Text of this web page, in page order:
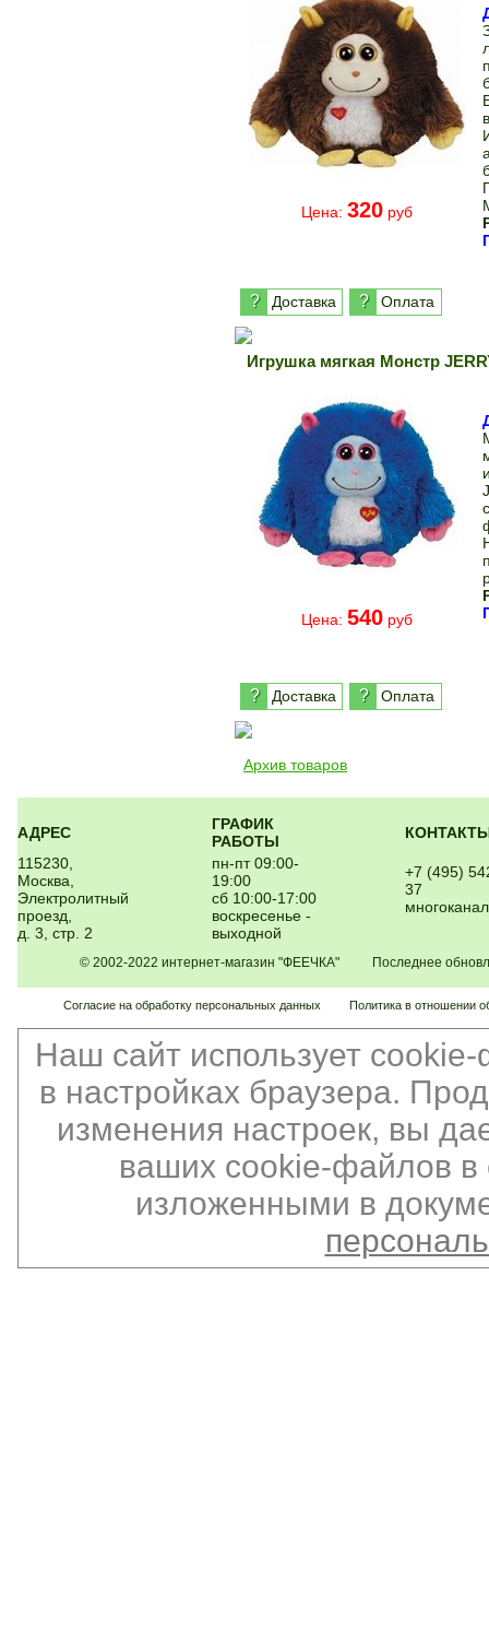
Цена: 320 руб
? Доставка ? Оплата
Игрушка мягкая Монстр
Цена: 540 руб
? Доставка ? Оплата
Архив товаров
АДРЕС
ГРАФИК
РАБОТЫ
115230,
Москва,
Электролитный
проезд,
д. 3, стр. 2
пн-пт 09:00-
19:00
сб 10:00-17:00
воскресенье -
выходной
+7 (495)
37
© 2002-2022 интернет-магазин "ФЕЕЧКА" Последнее
Согласие на обработку персональных данных Политика в отношении
Наш сайт использует
в настройках браузера.
изменения настроек, вы
ваших cookie-файлов в
изложенными в